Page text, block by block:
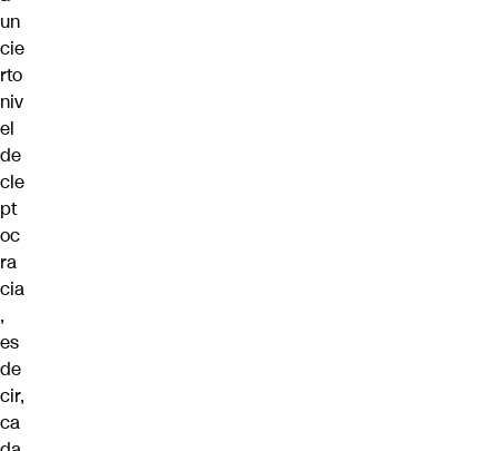
un
cie
rto
niv
el
de
cle
pt
oc
ra
cia
,
es
de
cir,
ca